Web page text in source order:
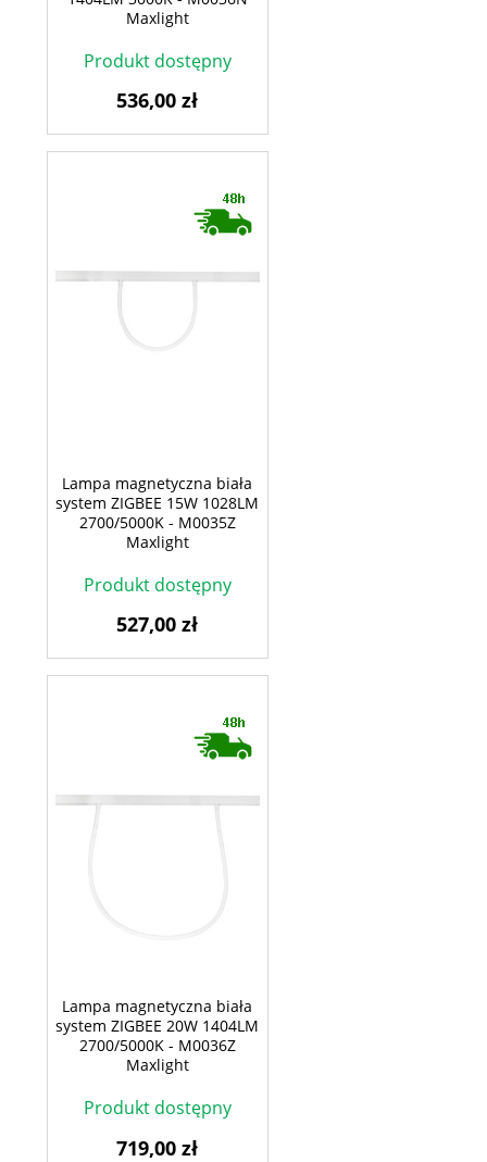
Maxlight
Produkt dostępny
536,00 zł
Lampa magnetyczna biała
system ZIGBEE 15W 1028LM
2700/5000K - M0035Z
Maxlight
Produkt dostępny
527,00 zł
Lampa magnetyczna biała
system ZIGBEE 20W 1404LM
2700/5000K - M0036Z
Maxlight
Produkt dostępny
719,00 zł